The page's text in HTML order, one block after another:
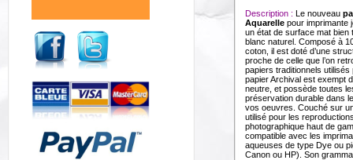
Description : Le nouveau
Aquarelle pour imprimante
un état de surface mat bien
blanc naturel. Composé à
coton, il est doté d’une
proche de celle que l’on
papiers traditionnels utilisés
papier Archival est exempt
neutre, et possède toutes
préservation durable dans
vos oeuvres. Couché sur
utilisé pour les
photographique haut de
compatible avec les
aqueuses de type Dye ou
Canon ou HP). Son